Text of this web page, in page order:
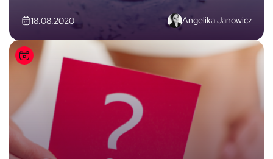
18.08.2020 Angelika Janowicz